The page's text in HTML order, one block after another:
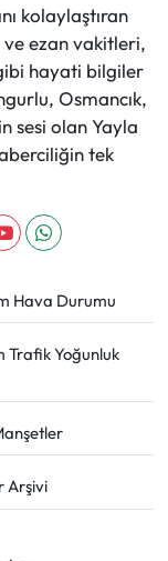
kolaylaştıran
ezan vakitleri,
hayati bilgiler
Osmancık,
sesi olan Yayla
tek
Hava Durumu
Trafik Yoğunluk
Arşivi